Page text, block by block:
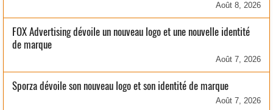
Août 8, 2026
FOX Advertising dévoile un nouveau logo et une nouvelle identité
de marque
Août 7, 2026
Sporza dévoile son nouveau logo et son identité de marque
Août 7, 2026